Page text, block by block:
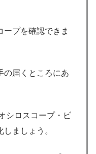
プを確認できま
の届くところにあ
シロスコープ・ビ
ましょう。